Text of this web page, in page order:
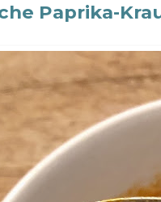
Paprika-